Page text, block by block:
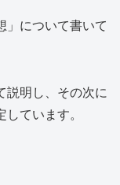
」について書いて
説明し、その次に
ています。